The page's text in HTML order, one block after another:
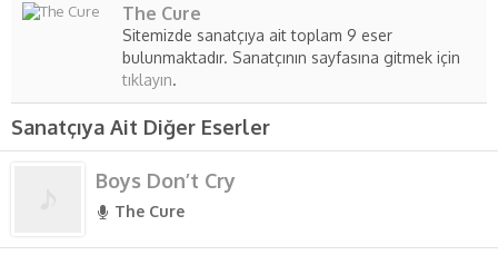
The Cure
Sitemizde sanatçıya ait toplam 9 eser
bulunmaktadır. Sanatçının sayfasına gitmek için
tıklayın.
Sanatçıya Ait Diğer Eserler
Boys Don’t Cry
The Cure